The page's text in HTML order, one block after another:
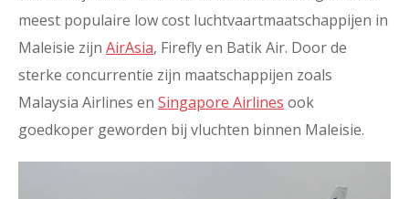
meest populaire low cost luchtvaartmaatschappijen in
Maleisie zijn AirAsia, Firefly en Batik Air. Door de
sterke concurrentie zijn maatschappijen zoals
Malaysia Airlines en Singapore Airlines ook
goedkoper geworden bij vluchten binnen Maleisie.